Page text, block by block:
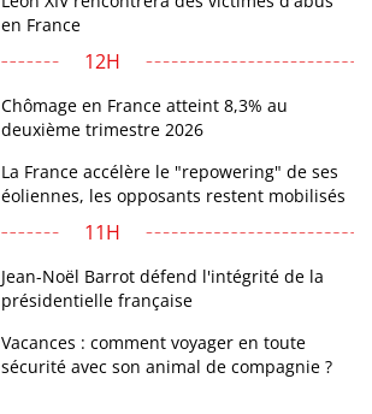
en France
12H
Chômage en France atteint 8,3% au
deuxième trimestre 2026
La France accélère le "repowering" de ses
éoliennes, les opposants restent mobilisés
11H
Jean-Noël Barrot défend l'intégrité de la
présidentielle française
Vacances : comment voyager en toute
sécurité avec son animal de compagnie ?